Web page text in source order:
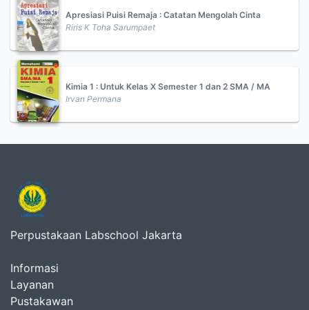
Apresiasi Puisi Remaja : Catatan Mengolah Cinta
Riris K Toha Sarumpaet
Kimia 1 : Untuk Kelas X Semester 1 dan 2 SMA / MA
Irvan Permana
Perpustakaan Labschool Jakarta
Informasi
Layanan
Pustakawan